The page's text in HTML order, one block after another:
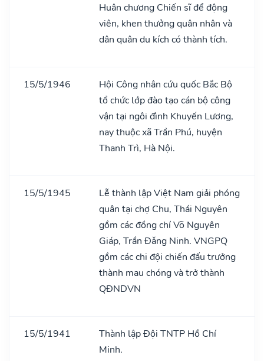
Huân chương Chiến sĩ để động
viên, khen thưởng quân nhân và
dân quân du kích có thành tích.
15/5/1946
Hội Công nhân cứu quốc Bắc Bộ
tổ chức lớp đào tạo cán bộ công
vận tại ngôi đình Khuyến Lương,
nay thuộc xã Trần Phú, huyện
Thanh Trì, Hà Nội.
15/5/1945
Lễ thành lập Việt Nam giải phóng
quân tại chợ Chu, Thái Nguyên
gồm các đồng chí Võ Nguyên
Giáp, Trần Đǎng Ninh. VNGPQ
gồm các chi đội chiến đấu trưởng
thành mau chóng và trở thành
QĐNDVN
15/5/1941
Thành lập Đội TNTP Hồ Chí
Minh.